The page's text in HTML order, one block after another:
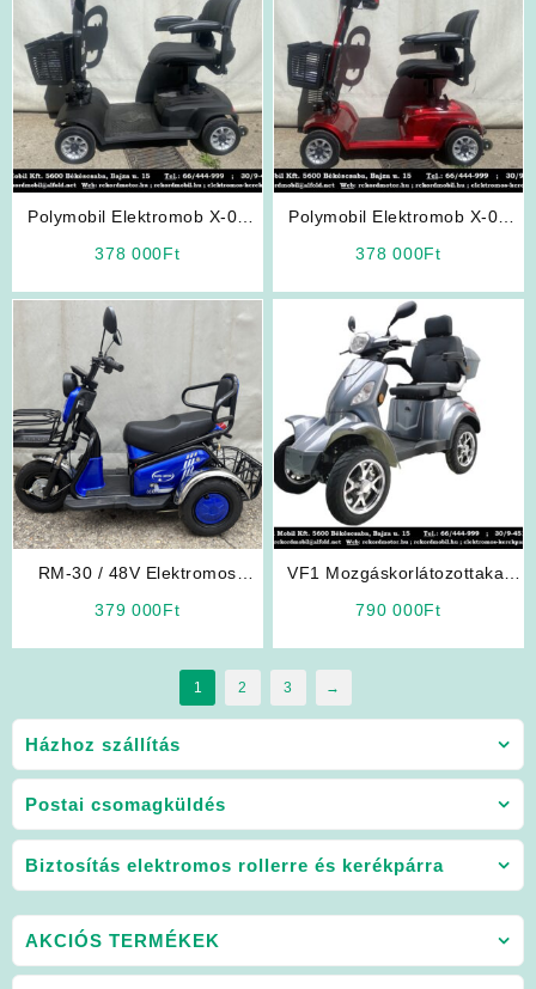
Házhoz szállítás
Postai csomagküldés
Biztosítás elektromos rollerre és kerékpárra
Polymobil Elektromob X-02
378 000Ft
Polymobil Elektromob X-02
378 000Ft
RM-30 / 48V Elektromos
379 000Ft
VF1 Mozgáskorlátozottakat
790 000Ft
1 2 3 →
AKCIÓS TERMÉKEK